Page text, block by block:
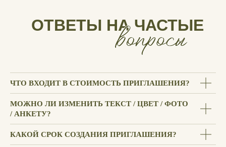
ЧТО ВХОДИТ В СТОИМОСТЬ ПРИГЛАШЕНИЯ?
МОЖНО ЛИ ИЗМЕНИТЬ ТЕКСТ / ЦВЕТ / ФОТО
/ АНКЕТУ?
КАКОЙ СРОК СОЗДАНИЯ ПРИГЛАШЕНИЯ?